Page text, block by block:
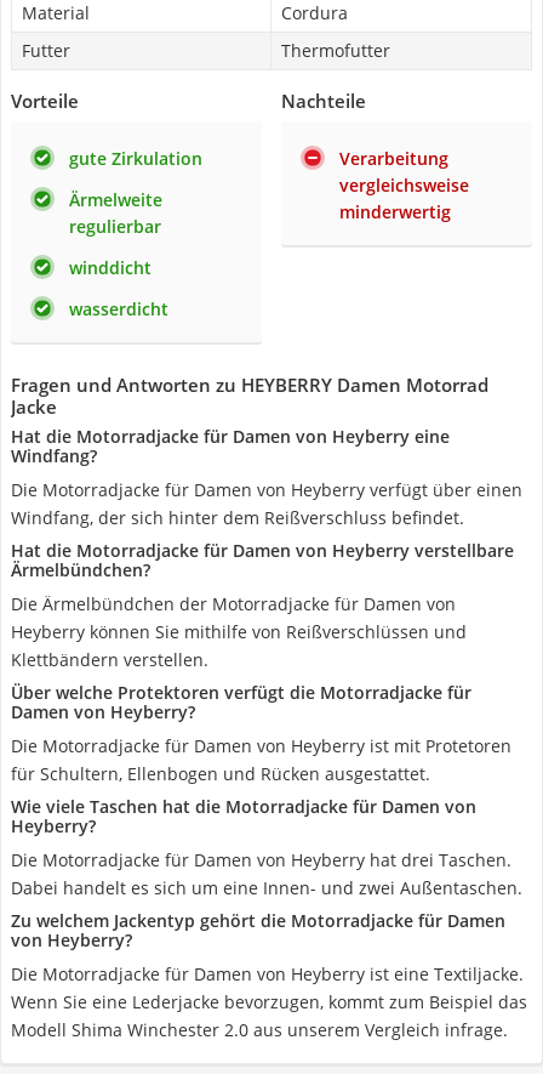
Material
Cordura
Futter
Thermofutter
Vorteile
gute Zirkulation
Ärmelweite
regulierbar
winddicht
wasserdicht
Nachteile
Verarbeitung
vergleichsweise
minderwertig
Fragen und Antworten zu HEYBERRY Damen Motorrad
Jacke
Hat die Motorradjacke für Damen von Heyberry eine
Windfang?
Die Motorradjacke für Damen von Heyberry verfügt über einen
Windfang, der sich hinter dem Reißverschluss befindet.
Hat die Motorradjacke für Damen von Heyberry verstellbare
Ärmelbündchen?
Die Ärmelbündchen der Motorradjacke für Damen von
Heyberry können Sie mithilfe von Reißverschlüssen und
Klettbändern verstellen.
Über welche Protektoren verfügt die Motorradjacke für
Damen von Heyberry?
Die Motorradjacke für Damen von Heyberry ist mit Protetoren
für Schultern, Ellenbogen und Rücken ausgestattet.
Wie viele Taschen hat die Motorradjacke für Damen von
Heyberry?
Die Motorradjacke für Damen von Heyberry hat drei Taschen.
Dabei handelt es sich um eine Innen- und zwei Außentaschen.
Zu welchem Jackentyp gehört die Motorradjacke für Damen
von Heyberry?
Die Motorradjacke für Damen von Heyberry ist eine Textiljacke.
Wenn Sie eine Lederjacke bevorzugen, kommt zum Beispiel das
Modell Shima Winchester 2.0 aus unserem Vergleich infrage.